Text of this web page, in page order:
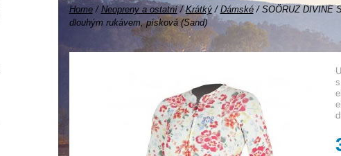
Home/ Neopreny a ostatní/Krátký/ Dámské/ SOÖRUZ DIVINE
dlouhým rukávem, písková (Sand)